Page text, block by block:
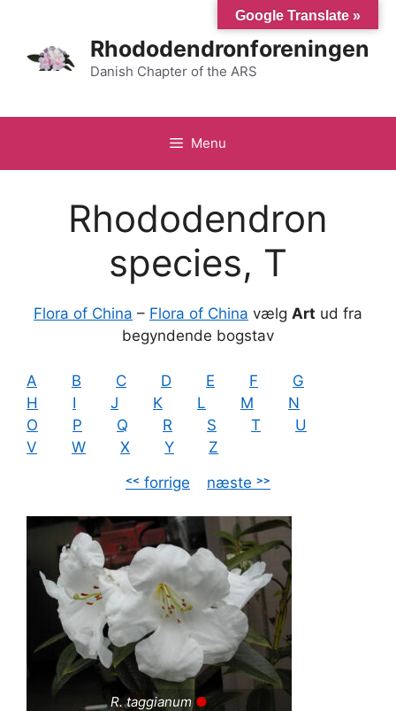
indhold
Rhododendronforeningen
Danish Chapter of the ARS
Menu
Rhododendron
species, T
Flora of China – Flora of China vælg Art ud fra
begyndende bogstav
A B C D E F
G
H
I J K L M
N
O
P Q R S T
U
V
W X Y
Z
˂˂ forrige
næste ˃˃
R. taggianum ●
Google Translate »